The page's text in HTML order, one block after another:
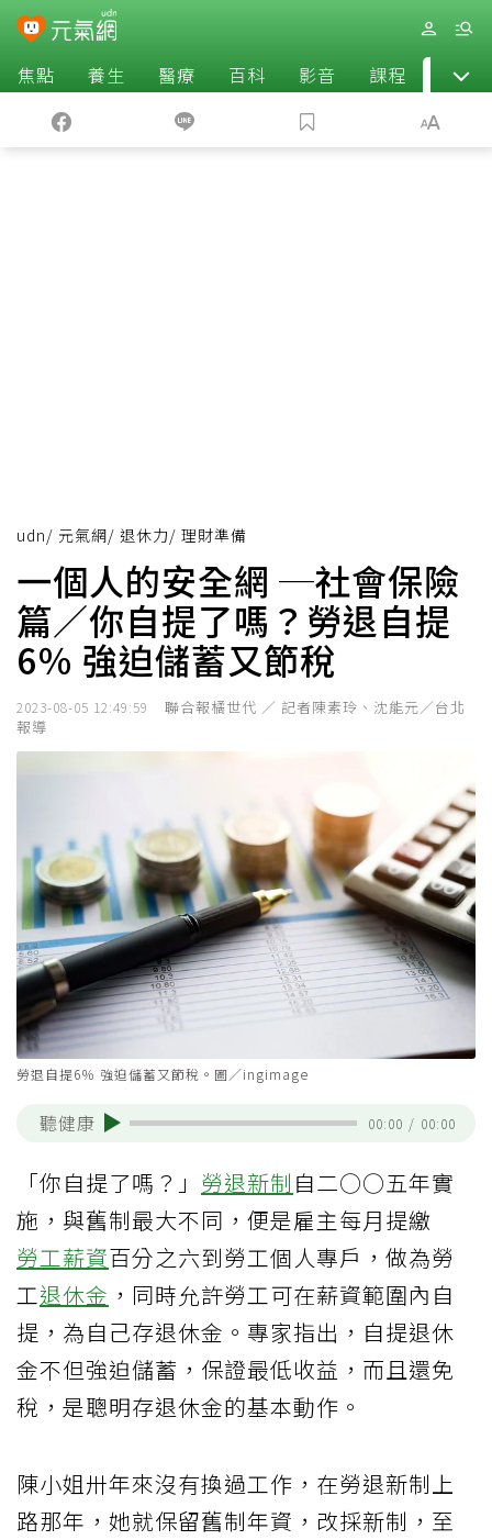
焦點 養生 醫療 百科 影音 課程 退休
udn/ 元氣網/ 退休力/ 理財準備
一個人的安全網 ─社會保險
篇／你自提了嗎？勞退自提
6％ 強迫儲蓄又節稅
2023-08-05 12:49:59
聯合報橘世代 ／ 記者陳素玲、沈能元／台北
報導
勞退自提6％ 強迫儲蓄又節稅。圖／ingimage
聽健康 00:00 / 00:00
「你自提了嗎？」 勞退新制 自二○○五年實
施，與舊制最大不同，便是雇主每月提繳
勞工薪資百分之六到勞工個人專戶，做為勞
工退休金 ，同時允許勞工可在薪資範圍內自
提，為自己存退休金。專家指出，自提退休
金不但強迫儲蓄，保證最低收益，而且還免
稅，是聰明存退休金的基本動作。
陳小姐卅年來沒有換過工作，在勞退新制上
路那年，她就保留舊制年資，改採新制，至